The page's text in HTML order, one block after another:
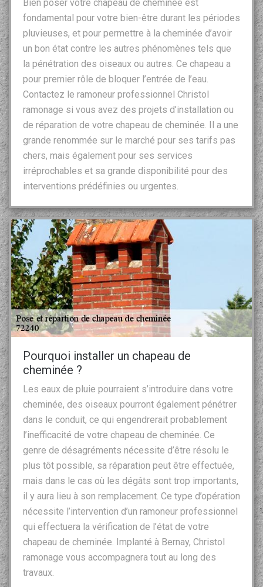
Bien poser votre chapeau de cheminée est
fondamental pour votre bien-être durant les périodes
pluvieuses, et pour permettre à la cheminée d’avoir
un bon état contre les autres phénomènes tels que
la pénétration des oiseaux ou autres. Ce chapeau a
pour premier rôle de bloquer l’entrée de l’eau.
Contactez le ramoneur professionnel Christol
ramonage si vous avez des projets d’installation ou
de réparation de votre chapeau de cheminée. Il a une
grande renommée sur le marché pour ses tarifs pas
chers, mais également pour ses services
irréprochables et sa grande disponibilité pour des
interventions prédéfinies ou urgentes.
Pourquoi installer un chapeau de
cheminée ?
Les eaux de pluie pourraient s’introduire dans votre
cheminée, des oiseaux pourront également pénétrer
dans le conduit, ce qui engendrerait probablement
l’inefficacité de votre chapeau de cheminée. Ce
genre de désagréments nécessite d’être résolu le
plus tôt possible, sa réparation peut être effectuée,
mais dans le cas où les dégâts sont trop importants,
il y aura lieu à son remplacement. Ce type d’opération
nécessite l’intervention d’un ramoneur professionnel
qui effectuera la vérification de l’état de votre
chapeau de cheminée. Implanté à Bernay, Christol
ramonage vous accompagnera tout au long des
travaux.